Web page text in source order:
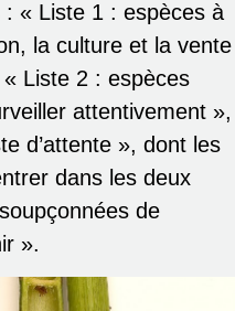
« Liste 1 : espèces à
la culture et la vente
Liste 2 : espèces
attentivement »,
d’attente », dont les
dans les deux
de
».